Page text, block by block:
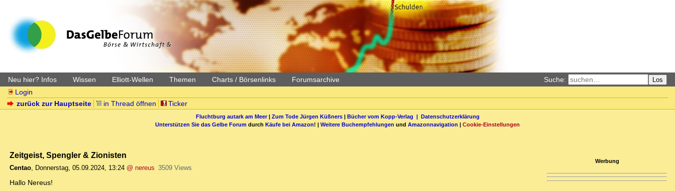
Neu hier? Infos Wissen Elliott-Wellen Themen Charts / Börsenlinks Forumsarchive Suche: Los
Login
zurück zur Hauptseite
in Thread öffnen Ticker
Fluchtburg autark am Meer| Zum Tode Jürgen Küßners| Bücher vom Kopp-Verlag | Datenschutzerklärung
Unterstützen Sie das Gelbe Forum durch Käufe bei Amazon! | Weitere Buchempfehlungen und Amazonnavigation | Cookie-Einstellungen
Zeitgeist, Spengler & Zionisten
Centao, Donnerstag, 05.09.2024, 13:24 @ nereus 3509 Views
Hallo Nereus!
Werbung